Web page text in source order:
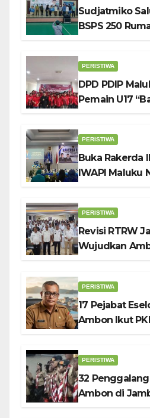
Sudjatmiko
BSPS 250
PERISTIWA
DPD PDIP
Pemain U17
PERISTIWA
Buka Rakerda
IWAPI Maluku
PERISTIWA
Revisi RTRW
Wujudkan
PERISTIWA
17 Pejabat
Ambon Ikut
PERISTIWA
32
Ambon di